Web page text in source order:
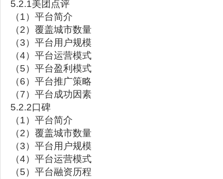
5.2.1美团点评
（1）平台简介
（2）覆盖城市数量
（3）平台用户规模
（4）平台运营模式
（5）平台盈利模式
（6）平台推广策略
（7）平台成功因素
5.2.2口碑
（1）平台简介
（2）覆盖城市数量
（3）平台用户规模
（4）平台运营模式
（5）平台融资历程